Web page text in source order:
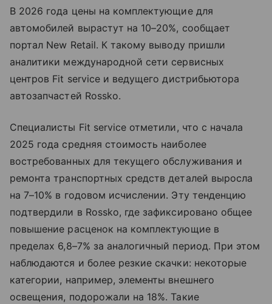
В 2026 года цены на комплектующие для
автомобилей вырастут на 10–20%, сообщает
портал New Retail. К такому выводу пришли
аналитики международной сети сервисных
центров Fit service и ведущего дистрибьютора
автозапчастей Rossko.
Специалисты Fit service отметили, что с начала
2025 года средняя стоимость наиболее
востребованных для текущего обслуживания и
ремонта транспортных средств деталей выросла
на 7–10% в годовом исчислении. Эту тенденцию
подтвердили в Rossko, где зафиксировано общее
повышение расценок на комплектующие в
пределах 6,8–7% за аналогичный период. При этом
наблюдаются и более резкие скачки: некоторые
категории, например, элементы внешнего
освещения, подорожали на 18%. Такие